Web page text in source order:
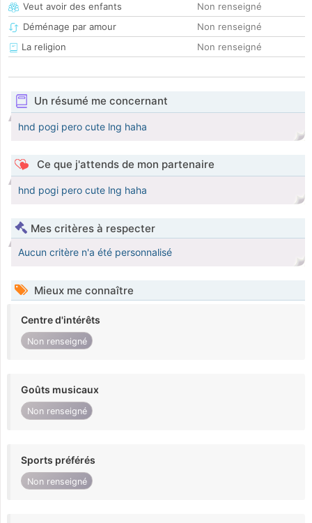
Veut avoir des enfants
Non renseigné
Déménage par amour
Non renseigné
La religion
Non renseigné
Un résumé me concernant
hnd pogi pero cute lng haha
Ce que j'attends de mon partenaire
hnd pogi pero cute lng haha
Mes critères à respecter
Aucun critère n'a été personnalisé
Mieux me connaître
Centre d'intérêts
Non renseigné
Goûts musicaux
Non renseigné
Sports préférés
Non renseigné